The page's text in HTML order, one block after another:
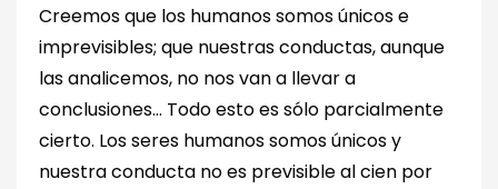
Creemos que los humanos somos únicos e
imprevisibles; que nuestras conductas, aunque
las analicemos, no nos van a llevar a
conclusiones… Todo esto es sólo parcialmente
cierto. Los seres humanos somos únicos y
nuestra conducta no es previsible al cien por